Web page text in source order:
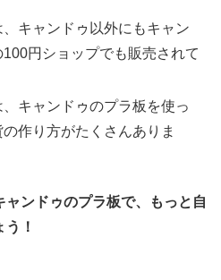
キャンドゥ以外にもキャン
円ショップでも販売されて
キャンドゥのプラ板を使っ
作り方がたくさんありま
ャンドゥのプラ板で、もっと自
！